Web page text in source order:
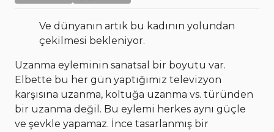
Ve dünyanın artık bu kadının yolundan
çekilmesi bekleniyor.
Uzanma eyleminin sanatsal bir boyutu var.
Elbette bu her gün yaptığımız televizyon
karşısına uzanma, koltuğa uzanma vs. türünden
bir uzanma değil. Bu eylemi herkes aynı güçle
ve şevkle yapamaz. İnce tasarlanmış bir